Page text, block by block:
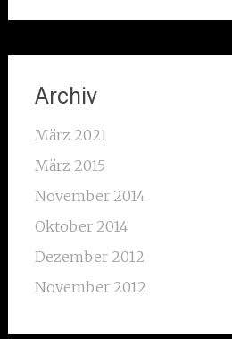
Archiv
März 2021
März 2015
November 2014
Oktober 2014
Dezember 2012
November 2012